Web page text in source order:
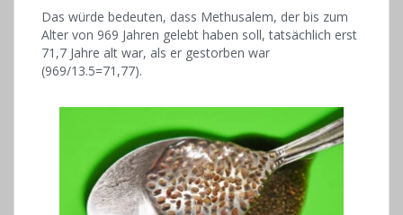
Das würde bedeuten, dass Methusalem, der bis zum
Alter von 969 Jahren gelebt haben soll, tatsächlich erst
71,7 Jahre alt war, als er gestorben war
(969/13.5=71,77).